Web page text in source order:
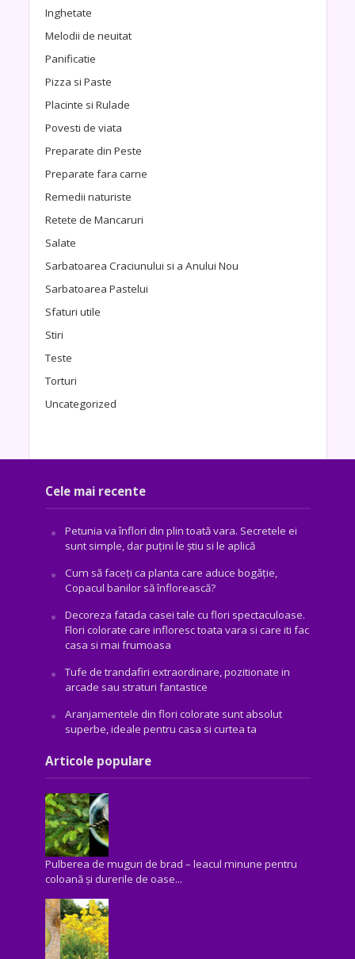
Inghetate
Melodii de neuitat
Panificatie
Pizza si Paste
Placinte si Rulade
Povesti de viata
Preparate din Peste
Preparate fara carne
Remedii naturiste
Retete de Mancaruri
Salate
Sarbatoarea Craciunului si a Anului Nou
Sarbatoarea Pastelui
Sfaturi utile
Stiri
Teste
Torturi
Uncategorized
Cele mai recente
Petunia va înflori din plin toată vara. Secretele ei
sunt simple, dar puțini le știu si le aplică
Cum să faceți ca planta care aduce bogăţie,
Copacul banilor să înflorească?
Decoreza fatada casei tale cu flori spectaculoase.
Flori colorate care infloresc toata vara si care iti fac
casa si mai frumoasa
Tufe de trandafiri extraordinare, pozitionate in
arcade sau straturi fantastice
Aranjamentele din flori colorate sunt absolut
superbe, ideale pentru casa si curtea ta
Articole populare
Pulberea de muguri de brad – leacul minune pentru
coloană și durerile de oase...